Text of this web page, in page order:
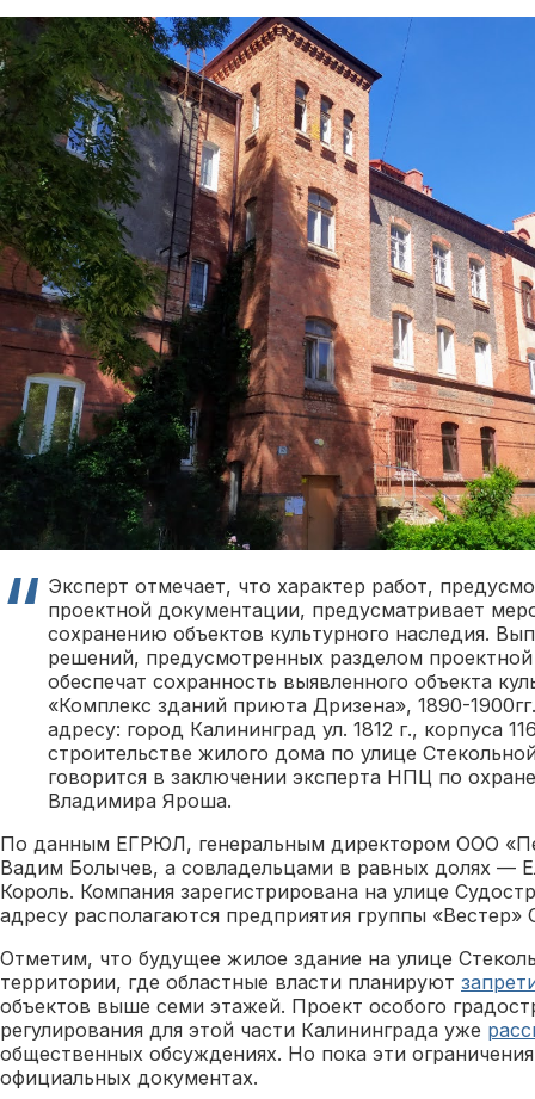
Эксперт отмечает, что характер работ,
проектной документации, предусматривает
сохранению объектов культурного наследия.
решений, предусмотренных разделом
обеспечат сохранность выявленного объекта
«Комплекс зданий приюта Дризена», 1890-
адресу: город Калининград ул. 1812 г., корпуса
строительстве жилого дома по улице
говорится в заключении эксперта НПЦ по
Владимира Яроша.
По данным ЕГРЮЛ, генеральным директором ООО
Вадим Болычев, а совладельцами в равных долях —
Король. Компания зарегистрирована на улице
адресу располагаются предприятия группы «Вестер»
Отметим, что будущее жилое здание на улице
территории, где областные власти планируют
объектов выше семи этажей. Проект особого
регулирования для этой части Калининграда уже
общественных обсуждениях. Но пока эти
официальных документах.